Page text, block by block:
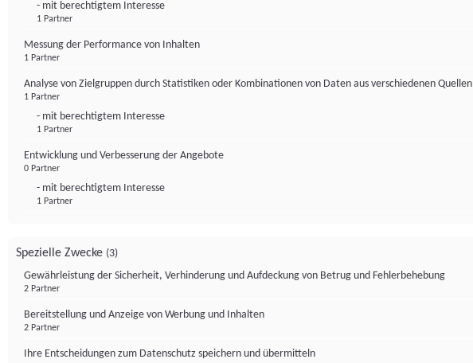
- mit berechtigtem Interesse
1 Partner
Messung der Performance von Inhalten
1 Partner
Analyse von Zielgruppen durch Statistiken oder Kombinationen von Daten aus verschiedenen Quellen
1 Partner
- mit berechtigtem Interesse
1 Partner
Entwicklung und Verbesserung der Angebote
0 Partner
- mit berechtigtem Interesse
1 Partner
Spezielle Zwecke (3)
Gewährleistung der Sicherheit, Verhinderung und Aufdeckung von Betrug und Fehlerbehebung
2 Partner
Bereitstellung und Anzeige von Werbung und Inhalten
2 Partner
Ihre Entscheidungen zum Datenschutz speichern und übermitteln